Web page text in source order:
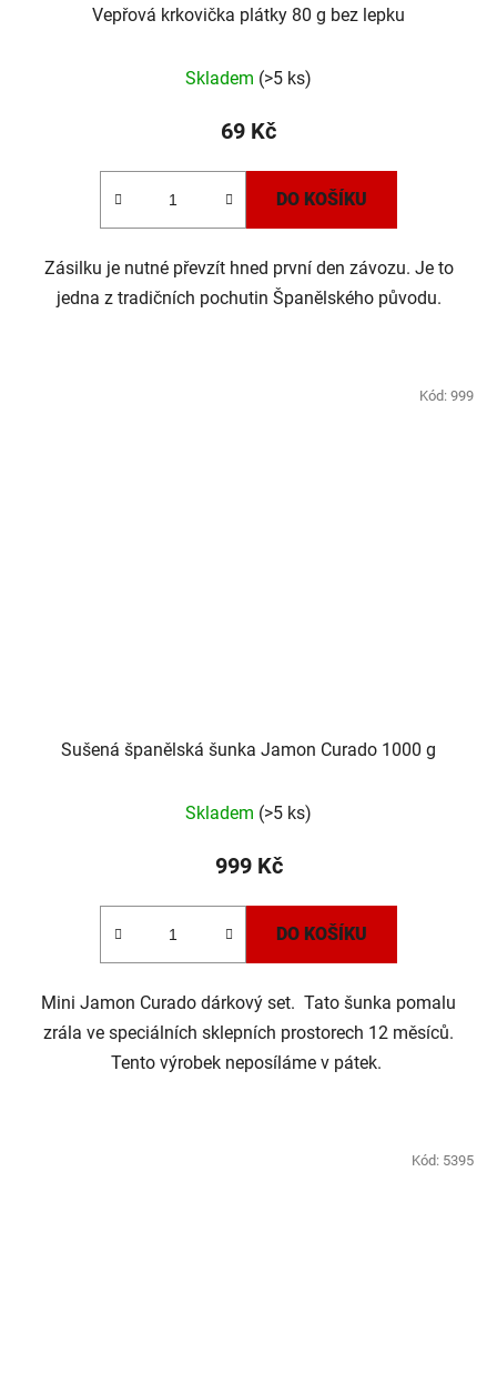
Vepřová krkovička plátky 80 g bez lepku
Skladem (>5 ks)
69 Kč
DO KOŠÍKU
Zásilku je nutné převzít hned první den závozu. Je to
jedna z tradičních pochutin Španělského původu.
Sušená španělská šunka Jamon Curado 1000 g
hodnocení
produktu
hvězdiček.
Skladem (>5 ks)
999 Kč
DO KOŠÍKU
Mini Jamon Curado dárkový set. Tato šunka pomalu
zrála ve speciálních sklepních prostorech 12 měsíců.
Tento výrobek neposíláme v pátek.
Kód: 999
Kód: 5395